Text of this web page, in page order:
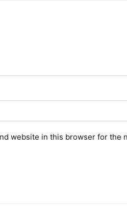
website in this browser for the